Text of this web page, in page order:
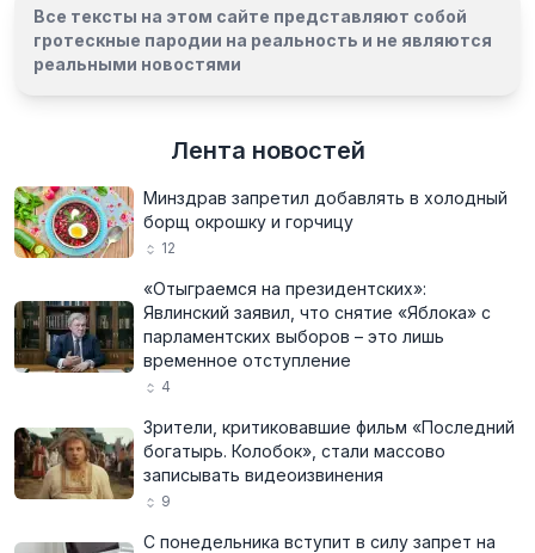
Все тексты на этом сайте представляют собой
гротескные пародии на реальность и не являются
реальными новостями
Лента новостей
Минздрав запретил добавлять в холодный
борщ окрошку и горчицу
12
«Отыграемся на президентских»:
Явлинский заявил, что снятие «Яблока» с
парламентских выборов – это лишь
временное отступление
4
Зрители, критиковавшие фильм «Последний
богатырь. Колобок», стали массово
записывать видеоизвинения
9
С понедельника вступит в силу запрет на